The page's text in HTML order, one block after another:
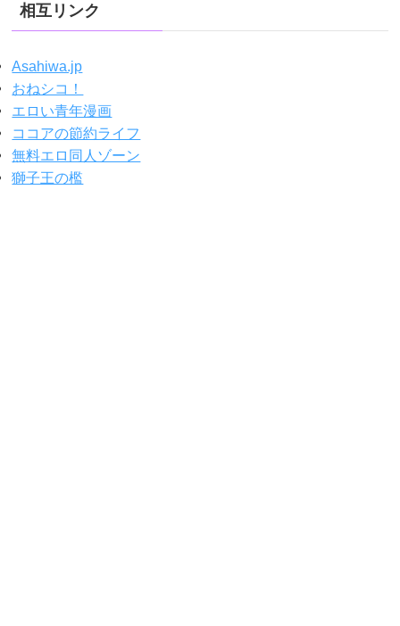
相互リンク
Asahiwa.jp
おねシコ！
エロい青年漫画
ココアの節約ライフ
無料エロ同人ゾーン
獅子王の檻